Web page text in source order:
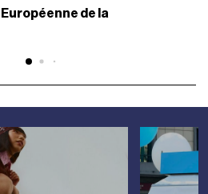
Européenne de la